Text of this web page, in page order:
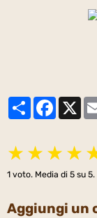
PartagerFacebook
★ ★ ★ ★
1 voto. Media di 5 su 5.
Aggiungi un